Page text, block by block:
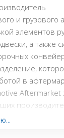
и грузового
элементов
а также
в
Aftermarket